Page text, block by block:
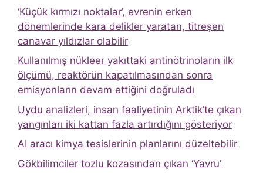
‘Küçük kırmızı noktalar’, evrenin erken
dönemlerinde kara delikler yaratan, titreşen
canavar yıldızlar olabilir
Kullanılmış nükleer yakıttaki antinötrinoların ilk
ölçümü, reaktörün kapatılmasından sonra
emisyonların devam ettiğini doğruladı
Uydu analizleri, insan faaliyetinin Arktik’te çıkan
yangınları iki kattan fazla artırdığını gösteriyor
AI aracı kimya tesislerinin planlarını düzeltebilir
Gökbilimciler tozlu kozasından çıkan ‘Yavru’